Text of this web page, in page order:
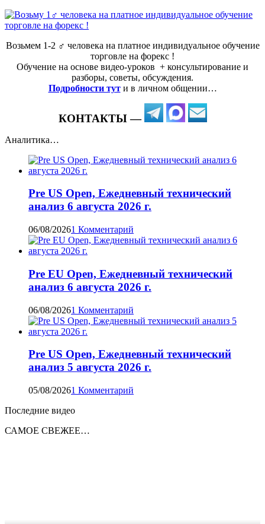
Возьмем 1-2 ‍♂️ человека на платное индивидуальное обучение
торговле на форекс !
Обучение на основе видео-уроков ️ + консультирование и
разборы, советы, обсуждения.
Подробности тут и в личном общении…
КОНТАКТЫ —
Аналитика…
Pre US Open, Ежедневный технический
анализ 6 августа 2026 г.
06/08/20261 Комментарий
Pre EU Open, Ежедневный технический
анализ 6 августа 2026 г.
06/08/20261 Комментарий
Pre US Open, Ежедневный технический
анализ 5 августа 2026 г.
05/08/20261 Комментарий
Последние видео
САМОЕ СВЕЖЕЕ…